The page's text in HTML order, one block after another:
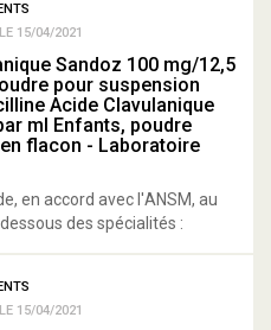
15/04/2021
Sandoz 100 mg/12,5
pour suspension
Acide Clavulanique
ml Enfants, poudre
flacon - Laboratoire
en accord avec l'ANSM, au
des spécialités :
15/04/2021